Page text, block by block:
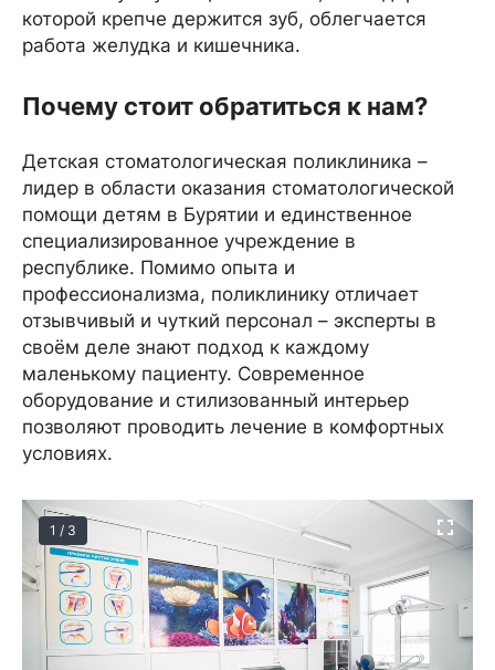
которой крепче держится зуб, облегчается
работа желудка и кишечника.
Почему стоит обратиться к нам?
Детская стоматологическая поликлиника –
лидер в области оказания стоматологической
помощи детям в Бурятии и единственное
специализированное учреждение в
республике. Помимо опыта и
профессионализма, поликлинику отличает
отзывчивый и чуткий персонал – эксперты в
своём деле знают подход к каждому
маленькому пациенту. Современное
оборудование и стилизованный интерьер
позволяют проводить лечение в комфортных
условиях.
1 / 3